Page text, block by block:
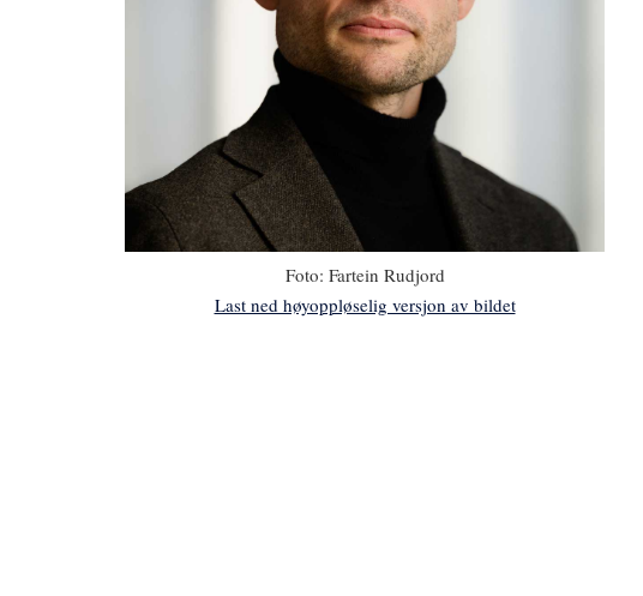
Foto: Fartein Rudjord
Last ned høyoppløselig versjon av bildet